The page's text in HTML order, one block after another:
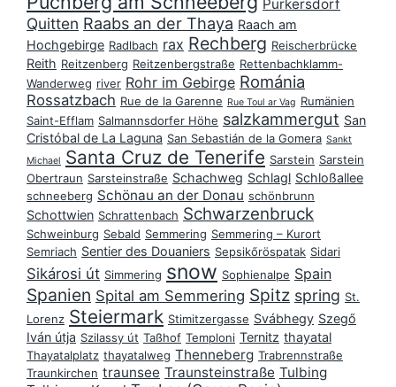
Purkersdorf
Quitten Raabs an der Thaya Raach am
Hochgebirge Radlbach rax Rechberg Reischerbrücke
Reith Reitzenberg Reitzenbergstraße Rettenbachklamm-
Wanderweg river Rohr im Gebirge Románia
Rossatzbach Rue de la Garenne Rue Toul ar Vag Rumänien
Saint-Efflam Salmannsdorfer Höhe salzkammergut San
Cristóbal de La Laguna San Sebastián de la Gomera Sankt
Michael Santa Cruz de Tenerife Sarstein Sarstein
Obertraun Sarsteinstraße Schachweg Schlagl Schloßallee
schneeberg Schönau an der Donau schönbrunn
Schottwien Schrattenbach Schwarzenbruck
Schweinburg Sebald Semmering Semmering – Kurort
Semriach Sentier des Douaniers Sepsikőröspatak Sidari
Sikárosi út Simmering snow Sophienalpe Spain
Spanien Spital am Semmering Spitz spring St.
Lorenz Steiermark Stimitzergasse Svábhegy Szegő
Iván útja Szilassy út Taßhof Temploni Ternitz thayatal
Thayatalplatz thayatalweg Thenneberg Trabrennstraße
Traunkirchen traunsee Traunsteinstraße Tulbing